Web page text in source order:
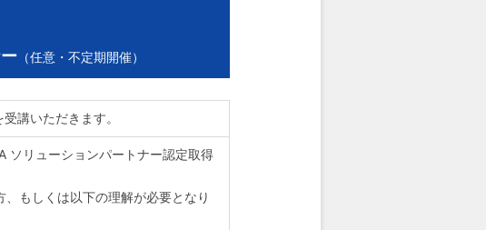
（任意・不定期開催）
講いただきます。
ソリューションパートナー認定取得
もしくは以下の理解が必要となり